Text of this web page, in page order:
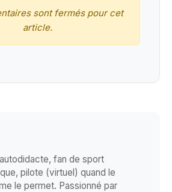
sont fermés pour cet
article.
fan de sport
pilote (virtuel) quand le
le permet. Passionné par